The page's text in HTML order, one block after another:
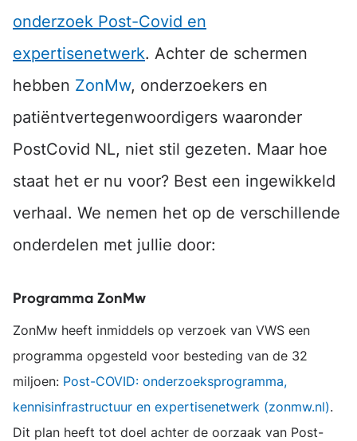
onderzoek Post-Covid en
expertisenetwerk. Achter de schermen
hebben ZonMw, onderzoekers en
patiëntvertegenwoordigers waaronder
PostCovid NL, niet stil gezeten. Maar hoe
staat het er nu voor? Best een ingewikkeld
verhaal. We nemen het op de verschillende
onderdelen met jullie door:
Programma ZonMw
ZonMw heeft inmiddels op verzoek van VWS een
programma opgesteld voor besteding van de 32
miljoen: Post-COVID: onderzoeksprogramma,
kennisinfrastructuur en expertisenetwerk (zonmw.nl).
Dit plan heeft tot doel achter de oorzaak van Post-